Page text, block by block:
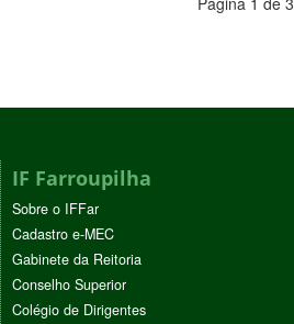
IF Farroupilha
Sobre o IFFar
Cadastro e-MEC
Gabinete da Reitoria
Conselho Superior
Colégio de Dirigentes